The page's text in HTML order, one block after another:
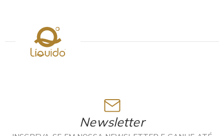
Newsletter